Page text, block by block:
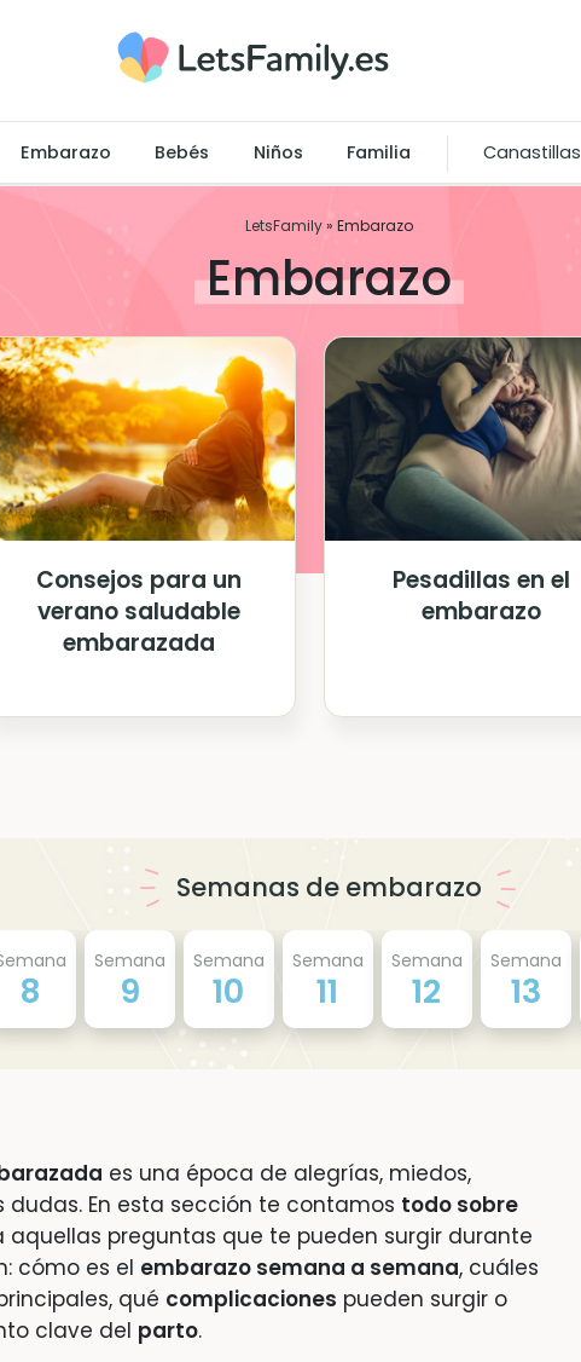
Embarazo Bebés Niños Familia Canastillas
LetsFamily» Embarazo
Embarazo
Consejos para un
verano saludable
embarazada
Pesadillas en el
embarazo
Semanas de embarazo
8
Semana
9
Semana
10
Semana
11
Semana
12
Semana
13
es una época de alegrías, miedos,
dudas. En esta sección te contamos todo sobre
aquellas preguntas que te pueden surgir durante
cómo es el embarazo semana a semana, cuáles
qué complicaciones pueden surgir o
clave del parto.